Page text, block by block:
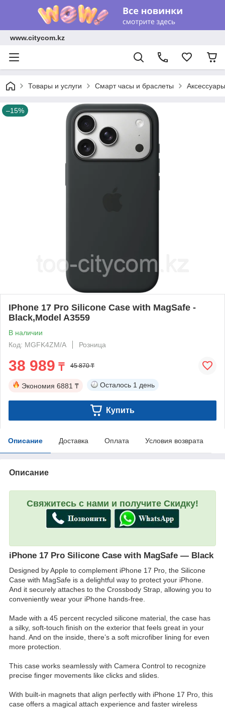
www.citycom.kz
Товары и услуги Смарт часы и браслеты Аксессуары
–15%
IPhone 17 Pro Silicone Case with MagSafe -
Black,Model A3559
В наличии
Код: MGFK4ZM/A
Розница
38 989 ₸ 45 870 ₸
Экономия 6881 ₸ Осталось 1 день
Купить
Описание Доставка Оплата Условия возврата
Описание
Свяжитесь с нами и получите Скидку!
iPhone 17 Pro Silicone Case with MagSafe — Black
Designed by Apple to complement iPhone 17 Pro, the Silicone
Case with MagSafe is a delightful way to protect your iPhone.
And it securely attaches to the Crossbody Strap, allowing you to
conveniently wear your iPhone hands-free.
Made with a 45 percent recycled silicone material, the case has
a silky, soft-touch finish on the exterior that feels great in your
hand. And on the inside, there’s a soft microfiber lining for even
more protection.
This case works seamlessly with Camera Control to recognize
precise finger movements like clicks and slides.
With built-in magnets that align perfectly with iPhone 17 Pro, this
case offers a magical attach experience and faster wireless